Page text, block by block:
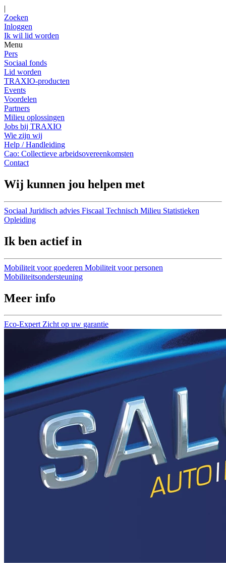
|
Zoeken
Inloggen
Ik wil lid worden
Menu
Pers
Sociaal fonds
Lid worden
TRAXIO-producten
Events
Voordelen
Partners
Milieu oplossingen
Jobs bij TRAXIO
Wie zijn wij
Help / Handleiding
Cao: Collectieve arbeidsovereenkomsten
Contact
Wij kunnen jou helpen met
Sociaal Juridisch advies Fiscaal Technisch Milieu Statistieken
Opleiding
Ik ben actief in
Mobiliteit voor goederen Mobiliteit voor personen
Mobiliteitsondersteuning
Meer info
Eco-Expert Zicht op uw garantie